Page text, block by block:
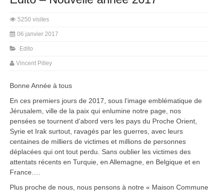
5250 visites
06 janvier 2017
Edito
Vincent Pilley
Bonne Année à tous
En ces premiers jours de 2017, sous l’image emblématique de
Jérusalem, ville de la paix qui enlumine notre page, nos
pensées se tournent d‘abord vers les pays du Proche Orient,
Syrie et Irak surtout, ravagés par les guerres, avec leurs
centaines de milliers de victimes et millions de personnes
déplacées qui ont tout perdu. Sans oublier les victimes des
attentats récents en Turquie, en Allemagne, en Belgique et en
France….
Plus proche de nous, nous pensons à notre « Maison Commune